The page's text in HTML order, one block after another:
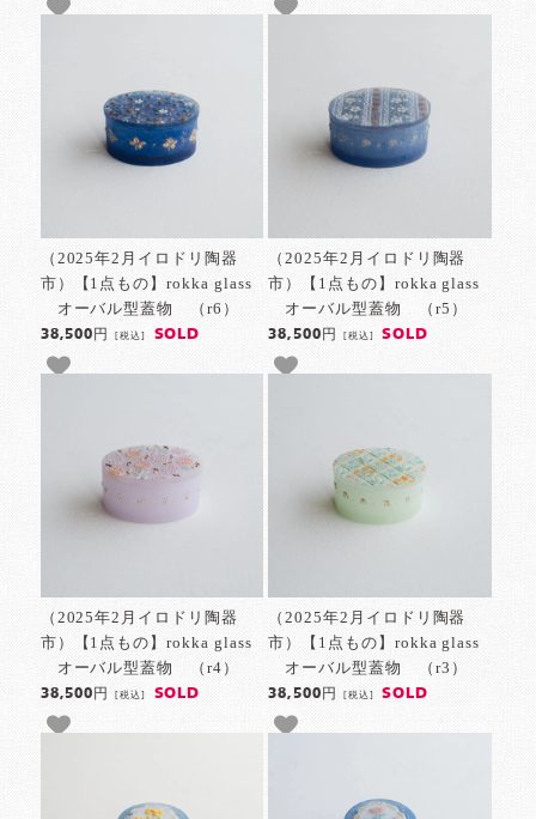
（2025年2月イロドリ陶器
市）【1点もの】rokka glass
オーバル型蓋物 （r6）
38,500円[税込] SOLD
（2025年2月イロドリ陶器
市）【1点もの】rokka glass
オーバル型蓋物 （r5）
38,500円 [税込] SOLD
（2025年2月イロドリ陶器
市）【1点もの】rokka glass
オーバル型蓋物 （r4）
38,500円[税込] SOLD
（2025年2月イロドリ陶器
市）【1点もの】rokka glass
オーバル型蓋物 （r3）
38,500円 [税込] SOLD